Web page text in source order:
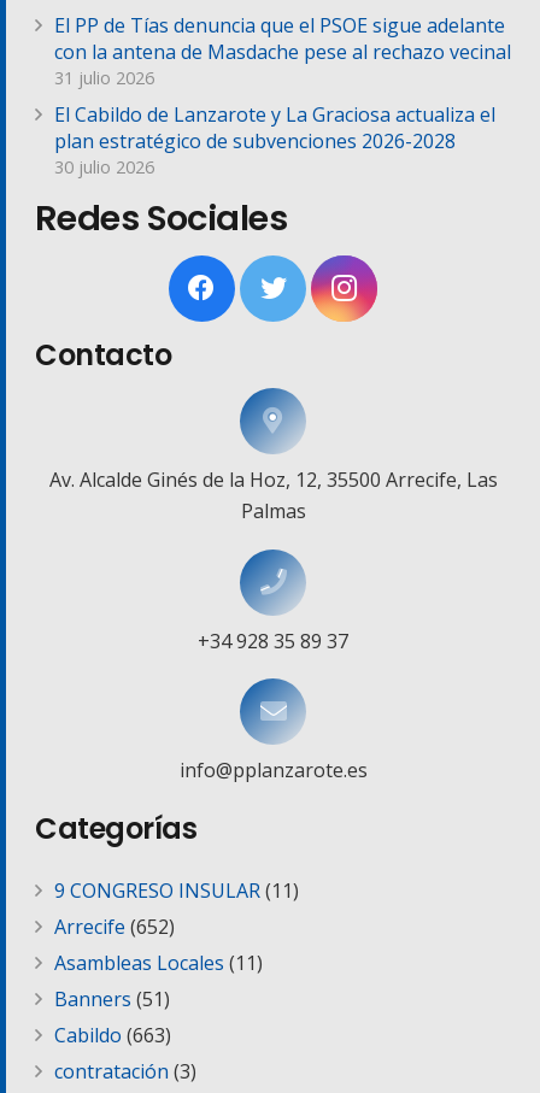
El PP de Tías denuncia que el PSOE sigue adelante
con la antena de Masdache pese al rechazo vecinal
31 julio 2026
El Cabildo de Lanzarote y La Graciosa actualiza el
plan estratégico de subvenciones 2026-2028
30 julio 2026
Redes Sociales
Contacto
Av. Alcalde Ginés de la Hoz, 12, 35500 Arrecife, Las
Palmas
+34 928 35 89 37
info@pplanzarote.es
Categorías
9 CONGRESO INSULAR(11)
Arrecife (652)
Asambleas Locales (11)
Banners (51)
Cabildo (663)
contratación (3)